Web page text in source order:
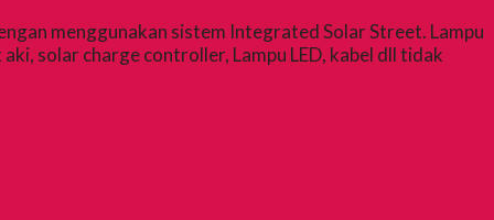
menggunakan sistem Integrated Solar Street. Lampu
solar charge controller, Lampu LED, kabel dll tidak